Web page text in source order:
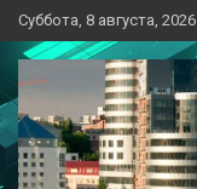
Перейти
к
содержимому
Суббота, 8 августа, 2026